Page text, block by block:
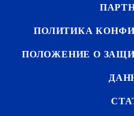
ПОЛИТИКА
ПОЛОЖЕНИЕ О